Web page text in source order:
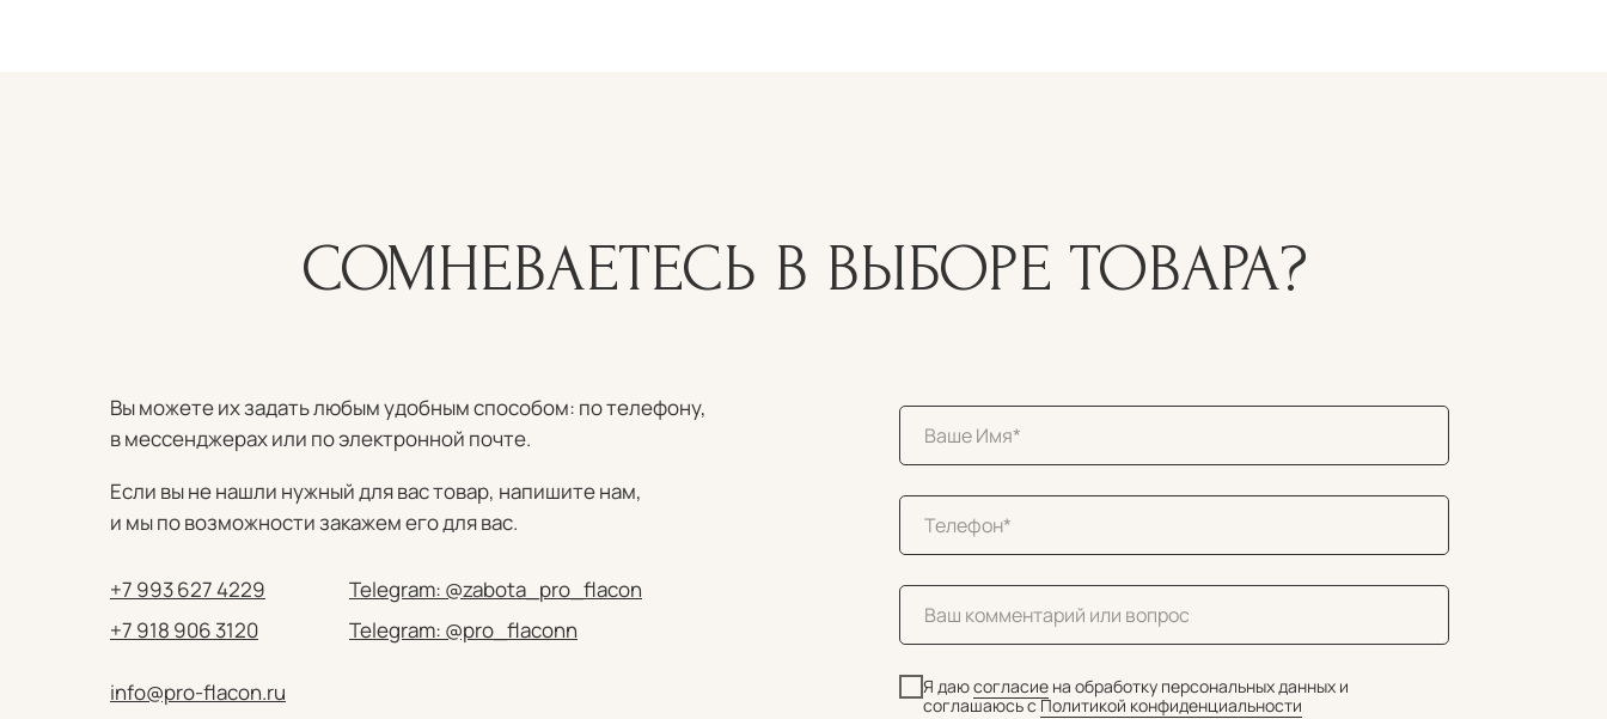
СОМНЕВАЕТЕСЬ В ВЫБОРЕ ТОВАРА?
+7 993 627 4229
+7 918 906 3120
Telegram: @zabota_pro_flacon
Telegram: @pro_flaconn
info@pro-flacon.ru
Вы можете их задать любым удобным способом: по телефону,
в мессенджерах или по электронной почте.
Я даюсогласие на обработку персональных данных и
соглашаюсь cПолитикой конфиденциальности
Если вы не нашли нужный для вас товар, напишите нам,
и мы по возможности закажем его для вас.